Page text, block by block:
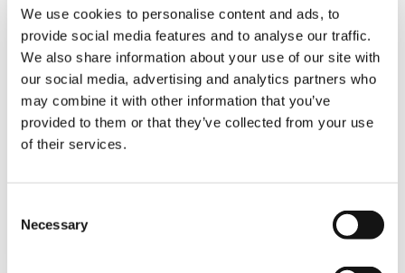
We use cookies to personalise content and ads, to
provide social media features and to analyse our traffic.
We also share information about your use of our site with
our social media, advertising and analytics partners who
may combine it with other information that you’ve
provided to them or that they’ve collected from your use
of their services.
Selection
Necessary
MOMENT DE CHARGE MAX.:15,856
tm
LONGUEUR DE FLÈCHE PRINCIPALE:
30 m – 156 m
HAUTEUR DE TÊTE MAX.:206 m
DÉTAILS
SPÉCIFICATIONS
BOOM BOOSTER